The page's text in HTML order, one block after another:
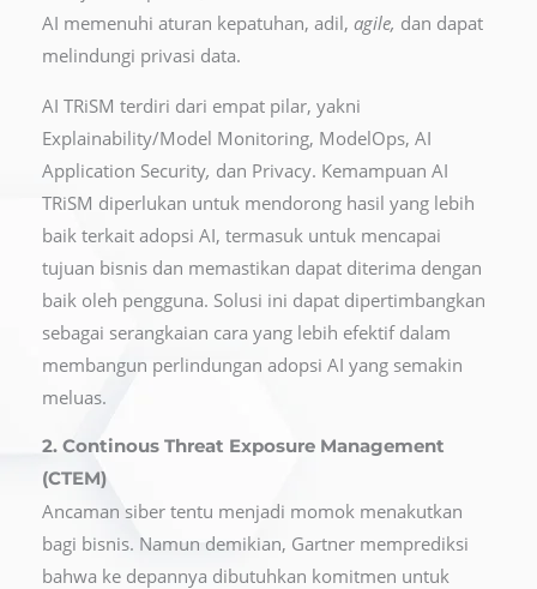
AI memenuhi aturan kepatuhan, adil, agile, dan dapat
melindungi privasi data.
AI TRiSM terdiri dari empat pilar, yakni
Explainability/Model Monitoring, ModelOps, AI
Application Security, dan Privacy. Kemampuan AI
TRiSM diperlukan untuk mendorong hasil yang lebih
baik terkait adopsi AI, termasuk untuk mencapai
tujuan bisnis dan memastikan dapat diterima dengan
baik oleh pengguna. Solusi ini dapat dipertimbangkan
sebagai serangkaian cara yang lebih efektif dalam
membangun perlindungan adopsi AI yang semakin
meluas.
2. Continous Threat Exposure Management
(CTEM)
Ancaman siber tentu menjadi momok menakutkan
bagi bisnis. Namun demikian, Gartner memprediksi
bahwa ke depannya dibutuhkan komitmen untuk